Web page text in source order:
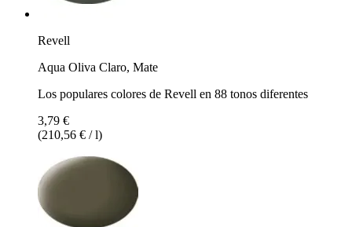
Revell
Aqua Oliva Claro, Mate
Los populares colores de Revell en 88 tonos diferentes
3,79 €
(210,56 € / l)